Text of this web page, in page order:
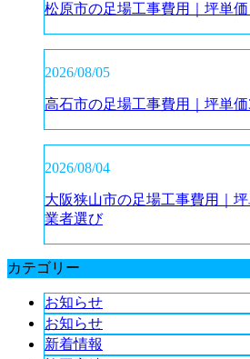
松原市の足場工事費用｜坪単
2026/08/05
高石市の足場工事費用｜坪単
2026/08/04
大阪狭山市の足場工事費用｜
業者選び
カテゴリー
お知らせ
お知らせ
新着情報